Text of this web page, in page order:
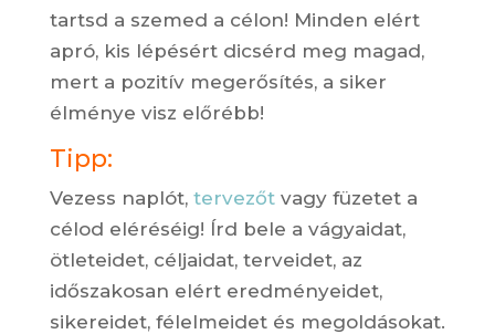
tartsd a szemed a célon! Minden elért
apró, kis lépésért dicsérd meg magad,
mert a pozitív megerősítés, a siker
élménye visz előrébb!
Tipp:
Vezess naplót, tervezőtvagy füzetet a
célod eléréséig! Írd bele a vágyaidat,
ötleteidet, céljaidat, terveidet, az
időszakosan elért eredményeidet,
sikereidet, félelmeidet és megoldásokat.